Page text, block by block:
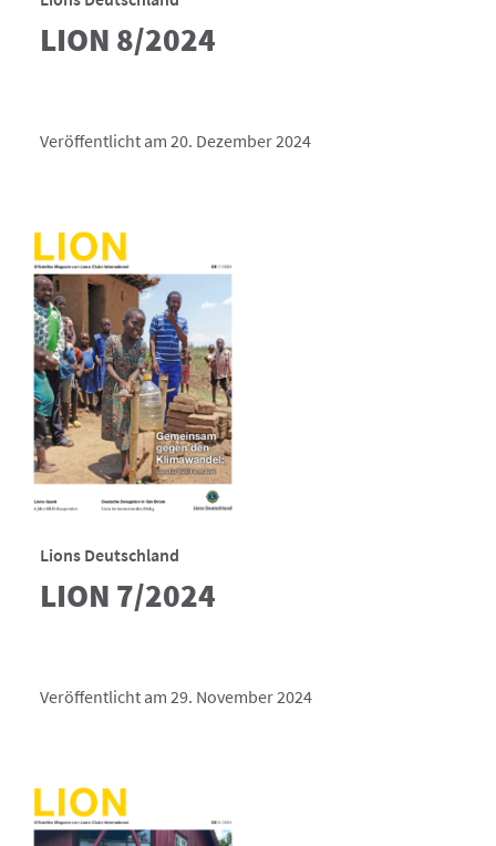
LION 8/2024
Veröffentlicht am 20. Dezember 2024
Lions Deutschland
LION 7/2024
Veröffentlicht am 29. November 2024